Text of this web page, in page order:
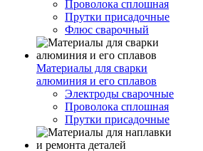
Проволока сплошная
Прутки присадочные
Флюс сварочный
Материалы для сварки
алюминия и его сплавов
Электроды сварочные
Проволока сплошная
Прутки присадочные